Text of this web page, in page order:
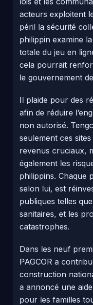
acteurs exploitent
péril la sécurité
philippin examine
totale du jeu en
cela pourrait
le gouvernement
Il plaide pour des
afin de réduire
non autorisé.
seulement ces
revenus cruciaux,
également les
philippins. Chaque
selon lui, est
publiques telles
sanitaires, et les
catastrophes.
Dans les neuf
PAGCOR a
construction
a annoncé une
pour les familles